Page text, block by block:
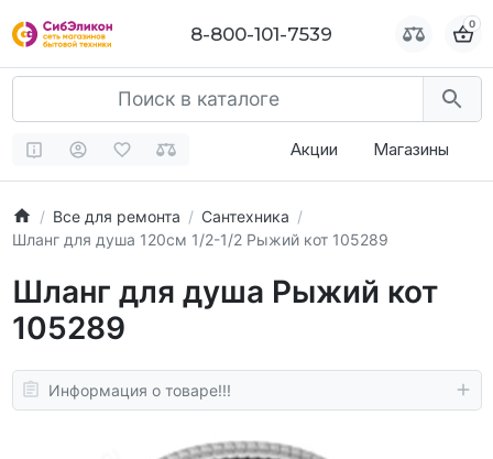
8-800-101-7539 0
Акции Магазины
Все для ремонта
Сантехника
Шланг для душа 120см 1/2-1/2 Рыжий кот 105289
Шланг для душа Рыжий кот
105289
Информация о товаре!!!
8-800-101-7539 0